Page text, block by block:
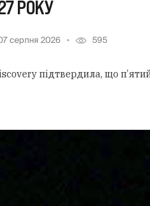
РОКУ
серпня 2026 595
підтвердила, що